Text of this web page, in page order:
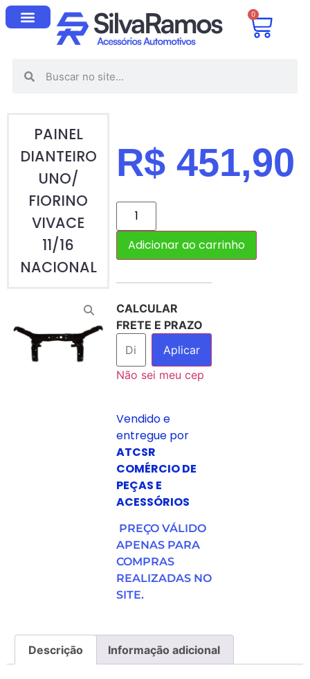
0
PAINEL
DIANTEIRO
UNO/
FIORINO
VIVACE
11/16
NACIONAL
R$ 451,90
Adicionar ao carrinho
CALCULAR
FRETE E PRAZO
Aplicar
Não sei meu cep
Vendido e
entregue por
ATCSR
COMÉRCIO DE
PEÇAS E
ACESSÓRIOS
PREÇO VÁLIDO
APENAS PARA
COMPRAS
REALIZADAS NO
SITE.
Descrição Informação adicional